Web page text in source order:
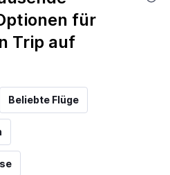
für
Trip auf
Beliebte Flüge